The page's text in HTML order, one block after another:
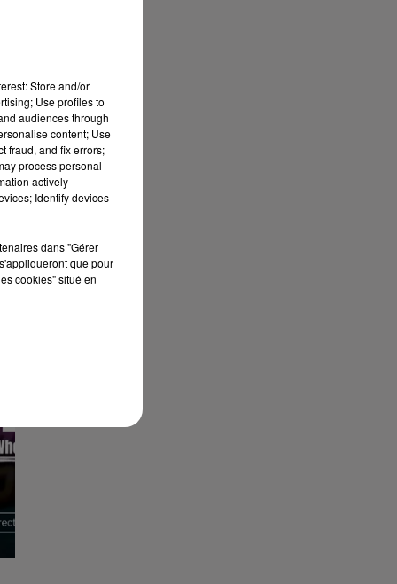
Store and/or
Use profiles to
audiences through
content; Use
fraud, and fix errors;
process personal
actively
Identify devices
dans "Gérer
que pour
cookies" situé en